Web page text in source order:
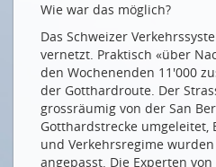
Sustainable Freedom of
and the Challenge
Nachhaltige
Herausforderung
Hyperloop: The Game-
Wie war das möglich?
Das Schweizer
vernetzt. Praktisch «über
den Wochenenden 11'000
der Gotthardroute. Der
grossräumig von der San
Gotthardstrecke umgeleitet,
und Verkehrsregime
angepasst. Die Experten